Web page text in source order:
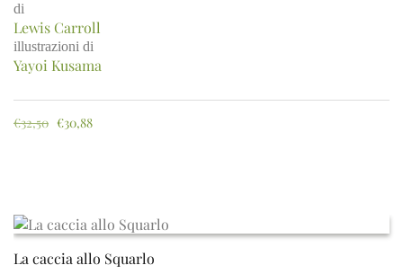
di
Lewis Carroll
illustrazioni di
Yayoi Kusama
€32,50 €30,88
La caccia allo Squarlo